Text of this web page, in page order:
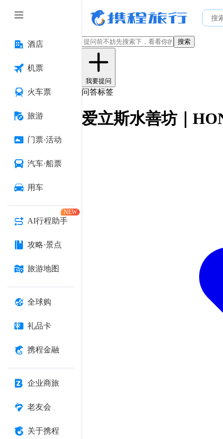
酒店
机票
火车票
旅游
门票·活动
汽车·船票
用车
AI行程助手
NEW
攻略·景点
旅游地图
全球购
礼品卡
携程金融
企业商旅
老友会
关于携程
搜索
我要提问
问答标签
爱立斯水善坊｜